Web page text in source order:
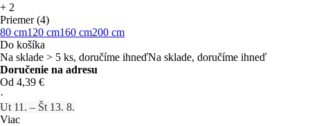
+ 2
Priemer (4)
80 cm120 cm160 cm200 cm
Do košíka
Na sklade > 5 ks, doručíme ihneďNa sklade, doručíme ihneď
Doručenie na adresu
Od 4,39 €
·
Ut 11. – Št 13. 8.
Viac